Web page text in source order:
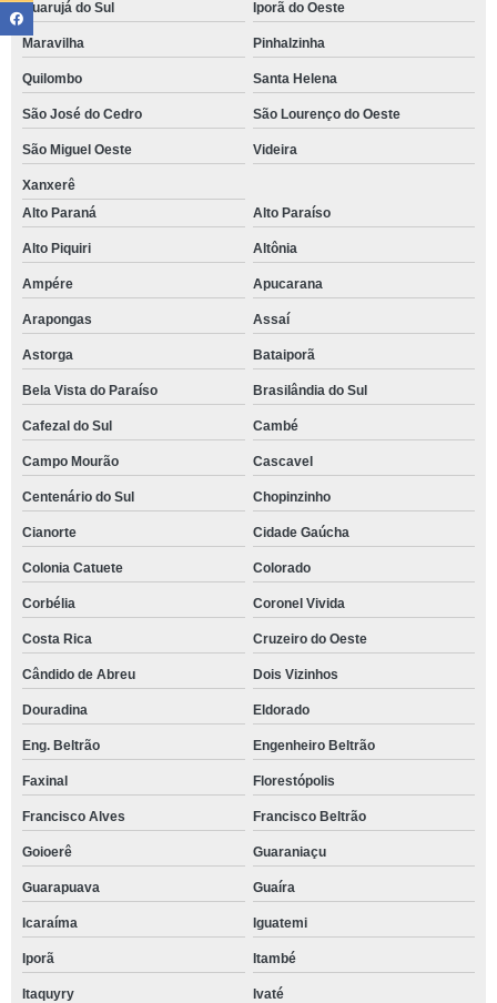
Guarujá do Sul Iporã do Oeste
Maravilha Pinhalzinha
Quilombo Santa Helena
São José do Cedro São Lourenço do Oeste
São Miguel Oeste Videira
Xanxerê
Alto Paraná
Alto Paraíso
Alto Piquiri Altônia
Ampére Apucarana
Arapongas Assaí
Astorga Bataiporã
Bela Vista do Paraíso Brasilândia do Sul
Cafezal do Sul Cambé
Campo Mourão Cascavel
Centenário do Sul Chopinzinho
Cianorte Cidade Gaúcha
Colonia Catuete Colorado
Corbélia Coronel Vivida
Costa Rica Cruzeiro do Oeste
Cândido de Abreu Dois Vizinhos
Douradina Eldorado
Eng. Beltrão Engenheiro Beltrão
Faxinal Florestópolis
Francisco Alves Francisco Beltrão
Goioerê Guaraniaçu
Guarapuava Guaíra
Icaraíma Iguatemi
Iporã Itambé
Itaquyry Ivaté